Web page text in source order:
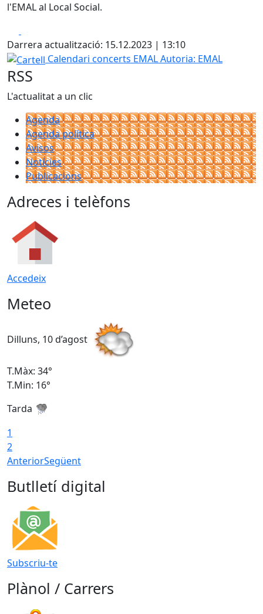
l'EMAL al Local Social.
Darrera actualització: 15.12.2023 | 13:10
Cartell
Calendari concerts EMALAutoria: EMAL
RSS
L'actualitat a un clic
Agenda
Agenda política
Avisos
Notícies
Publicacions
Adreces i telèfons
Accedeix
Meteo
Dilluns, 10 d’agost
T.Màx: 34°
T.Min: 16°
Tarda
1
2
AnteriorSegüent
Butlletí digital
Subscriu-te
Plànol / Carrers